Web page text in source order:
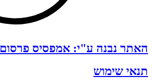
האתר נבנה ע"י: אמפסיס פרסום
תנאי שימוש